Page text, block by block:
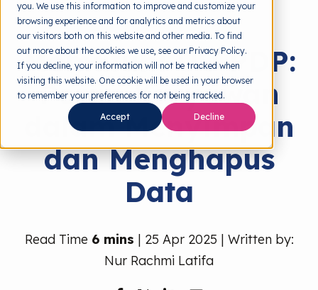
you. We use this information to improve and customize your
browsing experience and for analytics and metrics about
our visitors both on this website and other media. To find
out more about the cookies we use, see our Privacy Policy.
If you decline, your information will not be tracked when
visiting this website. One cookie will be used in your browser
to remember your preferences for not being tracked.
Accept Decline
Resources Toggle
children
for
Resources
Tools Gratis Toggle
children
for
Tools
Tentang
Coba Gratis
PDP
Mematuhi UU PDP:
Peran Karyawan
dalam Menyimpan
dan Menghapus
Data
Read Time 6 mins | 25 Apr 2025 | Written by:
Nur Rachmi Latifa